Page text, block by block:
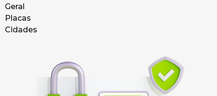
Geral
Placas
Cidades